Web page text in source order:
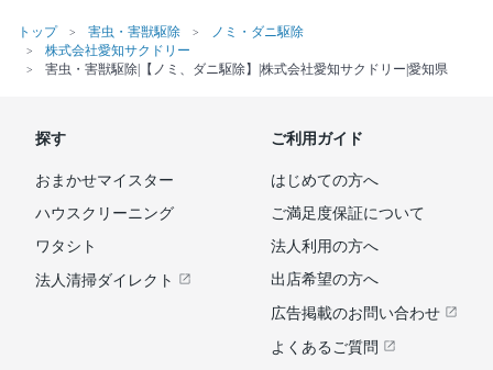
トップ 害虫・害獣駆除
ノミ・ダニ駆除
株式会社愛知サクドリー
害虫・害獣駆除|【ノミ、ダニ駆除】|株式会社愛知サクドリー|愛知県
探す
おまかせマイスター
ハウスクリーニング
ワタシト
法人清掃ダイレクト
ご利用ガイド
はじめての方へ
ご満足度保証について
法人利用の方へ
出店希望の方へ
広告掲載のお問い合わせ
よくあるご質問